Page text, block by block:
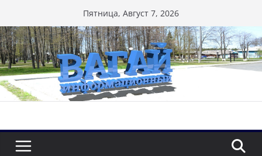
к
содержимому
Пятница, Август 7, 2026